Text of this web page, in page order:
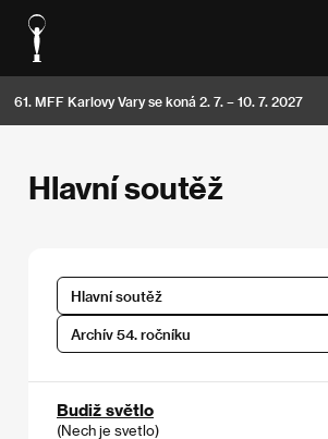
61. MFF Karlovy Vary se koná 2. 7. – 10. 7. 2027
Hlavní soutěž
Hlavní soutěž
Archív 54. ročníku
Budiž světlo
(Nech je svetlo)